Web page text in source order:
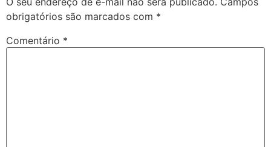
obrigatórios são marcados com *
Comentário *